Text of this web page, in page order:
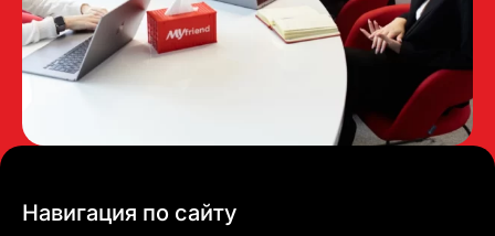
Навигация по сайту